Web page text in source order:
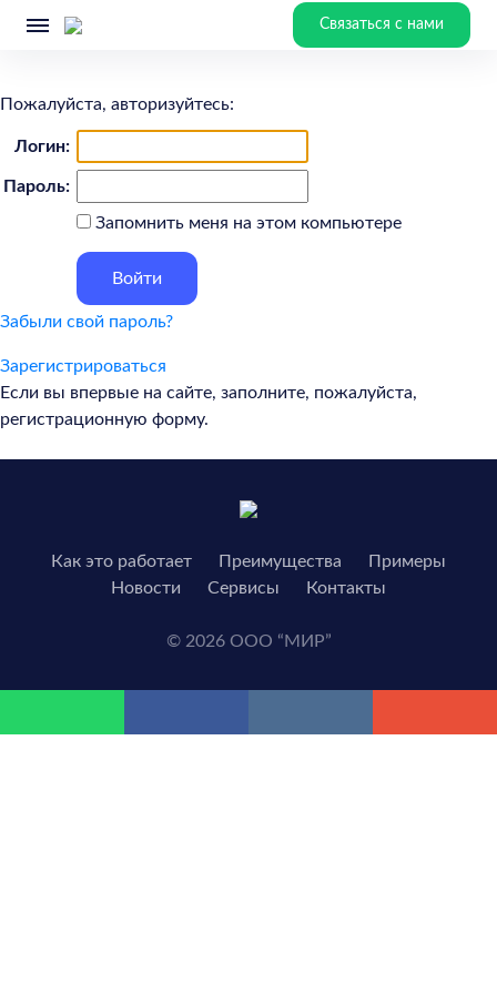
Связаться с нами
Пожалуйста, авторизуйтесь:
Логин:
Пароль:
Запомнить меня на этом компьютере
Забыли свой пароль?
Зарегистрироваться
Если вы впервые на сайте, заполните, пожалуйста,
регистрационную форму.
Как это работает Преимущества
Примеры
Новости
Сервисы Контакты
© 2026 ООО “МИР”